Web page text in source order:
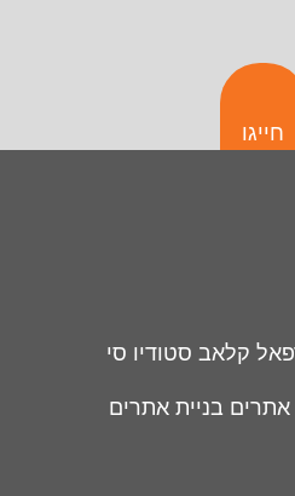
חייגו
קלאב סטודיו סי
בניית אתרים